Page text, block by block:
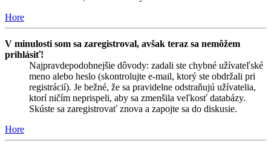
Hore
V minulosti som sa zaregistroval, avšak teraz sa nemôžem
prihlásiť!
Najpravdepodobnejšie dôvody: zadali ste chybné užívateľské
meno alebo heslo (skontrolujte e-mail, ktorý ste obdržali pri
registrácií). Je bežné, že sa pravidelne odstraňujú užívatelia,
ktorí ničím neprispeli, aby sa zmenšila veľkosť databázy.
Skúste sa zaregistrovať znova a zapojte sa do diskusie.
Hore